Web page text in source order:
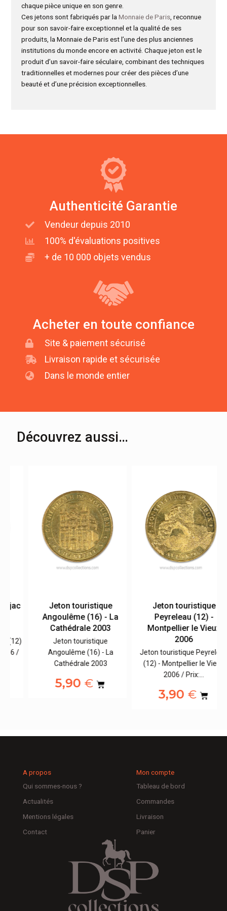
chaque pièce unique en son genre.
Ces jetons sont fabriqués par laMonnaie de Paris, reconnue
pour son savoir-faire exceptionnel et la qualité de ses
produits, la Monnaie de Paris est l’une des plus anciennes
institutions du monde encore en activité. Chaque jeton est le
produit d’un savoir-faire séculaire, combinant des techniques
traditionnelles et modernes pour créer des pièces d’une
beauté et d’une précision exceptionnelles.
Authenticité Garantie
Vendeur depuis 2010
100% d'évaluations positives
+ de 10 000 objets vendus
Acheter en toute confiance
Site & paiement sécurisé
Livraison rapide et sécurisée
Dans le monde entier
Découvrez aussi…
Jeton touristique
Angoulême (16) - La
Cathédrale 2003
Jeton touristique
Angoulême (16) - La
Cathédrale 2003
5,90€
Jeton touristique
Peyreleau (12) -
Montpellier le Vieux
2006
Jeton touristique Peyreleau
(12) - Montpellier le Vieux
2006 / Prix:…
3,90€
A propos
Qui sommes-nous ?
Actualités
Mentions légales
Contact
Mon compte
Tableau de bord
Commandes
Livraison
Panier